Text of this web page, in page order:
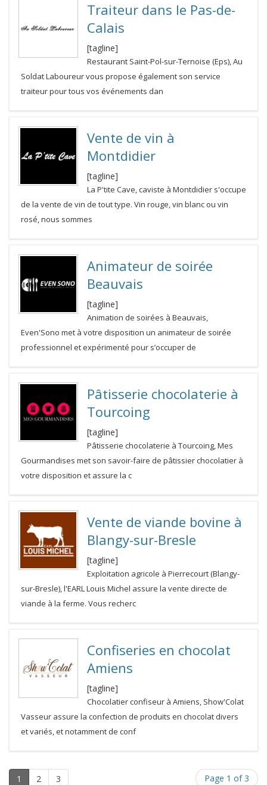
Traiteur dans le Pas-de-
Calais
[tagline]
Restaurant Saint-Pol-sur-Ternoise (Eps), Au
Soldat Laboureur vous propose également son service
traiteur pour tous vos événements dan
Vente de vin à
Montdidier
[tagline]
La P'tite Cave, caviste à Montdidier s'occupe
de la vente de vin de tout type. Vin rouge, vin blanc ou vin
rosé, nous sommes
Animateur de soirée
Beauvais
[tagline]
Animation de soirées à Beauvais,
Even'Sono met à votre disposition un animateur de soirée
professionnel et expérimenté pour s’occuper de
Pâtisserie chocolaterie à
Tourcoing
[tagline]
Pâtisserie chocolaterie à Tourcoing, Mes
Gourmandises met son savoir-faire de pâtissier chocolatier à
votre disposition et assure la c
Vente de viande bovine à
Blangy-sur-Bresle
[tagline]
Exploitation agricole à Pierrecourt (Blangy-
sur-Bresle), l'EARL Louis Michel assure la vente directe de
viande à la ferme. Vous recherc
Confiseries en chocolat
Amiens
[tagline]
Chocolatier confiseur à Amiens, Show'Colat
Vasseur assure la confection de produits en chocolat divers
et variés, et notamment de conf
1 2 3 Page 1 of 3